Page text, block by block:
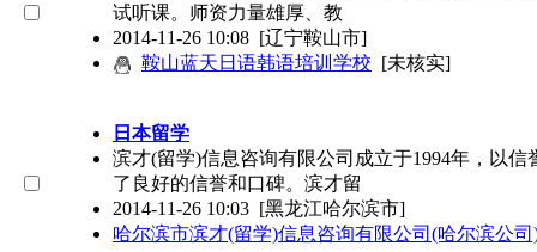
试听课。师资力量雄厚、教
2014-11-26 10:08 [辽宁鞍山市]
鞍山蓝天日语韩语培训学校 [未核实]
日本留学
滨才(留学)信息咨询有限公司成立于1994年，以
了良好的信誉和口碑。滨才留
2014-11-26 10:03 [黑龙江哈尔滨市]
哈尔滨市滨才(留学)信息咨询有限公司(哈尔滨公司